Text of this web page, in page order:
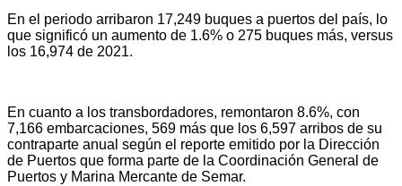
En el periodo arribaron 17,249 buques a puertos del país, lo
que significó un aumento de 1.6% o 275 buques más, versus
los 16,974 de 2021.
En cuanto a los transbordadores, remontaron 8.6%, con
7,166 embarcaciones, 569 más que los 6,597 arribos de su
contraparte anual según el reporte emitido por la Dirección
de Puertos que forma parte de la Coordinación General de
Puertos y Marina Mercante de Semar.